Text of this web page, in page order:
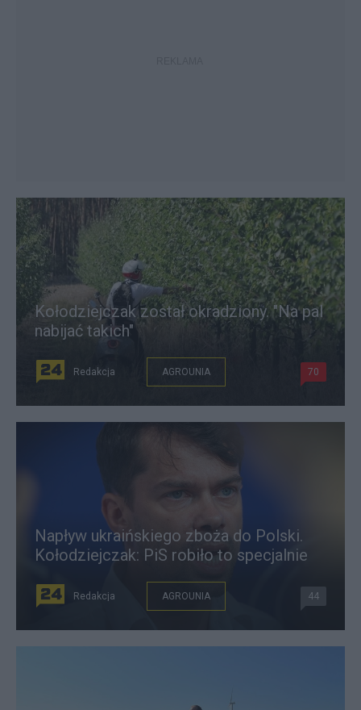
Kołodziejczak został okradziony. "Na pal
nabijać takich"
Redakcja AGROUNIA 70
Napływ ukraińskiego zboża do Polski.
Kołodziejczak: PiS robiło to specjalnie
Redakcja AGROUNIA 44